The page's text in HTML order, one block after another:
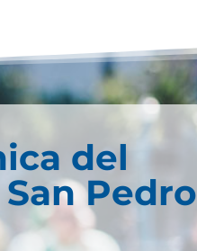
del
Pedro